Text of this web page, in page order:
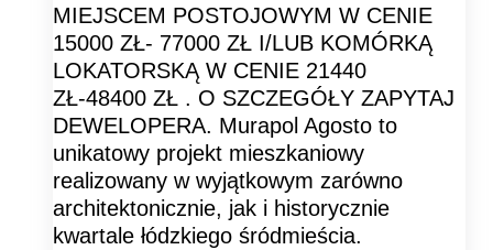
MIEJSCEM POSTOJOWYM W CENIE
15000 ZŁ- 77000 ZŁ I/LUB KOMÓRKĄ
LOKATORSKĄ W CENIE 21440
ZŁ-48400 ZŁ . O SZCZEGÓŁY ZAPYTAJ
DEWELOPERA. Murapol Agosto to
unikatowy projekt mieszkaniowy
realizowany w wyjątkowym zarówno
architektonicznie, jak i historycznie
kwartale łódzkiego śródmieścia.